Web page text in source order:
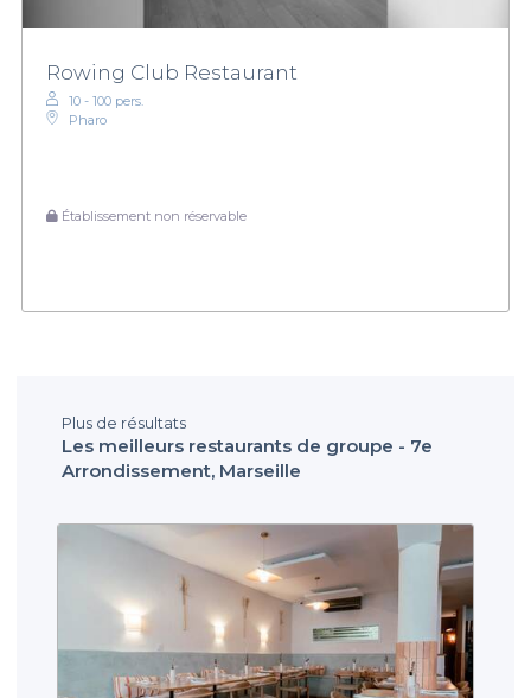
Rowing Club Restaurant
10 - 100 pers.
Pharo
Établissement non réservable
Plus de résultats
Les meilleurs restaurants de groupe - 7e
Arrondissement, Marseille